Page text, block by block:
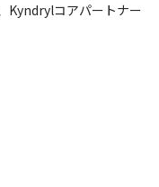
Kyndrylコアパートナー